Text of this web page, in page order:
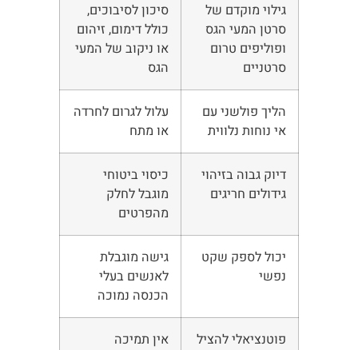
גילוי מוקדם של
סרטן המעי הגס
ופוליפים טרום
סרטניים
סיכון לסיבוכים,
כולל דימום, זיהום
או ניקוב של המעי
הגס
הליך פולשני עם
אי נוחות נלווית
עלול לגרום לחרדה
או מתח
דיוק גבוה בזיהוי
גידולים חריגים
כיסוי ביטוחי
מוגבל לחלק
מהפרטים
יכול לספק שקט
נפשי
גישה מוגבלת
לאנשים בעלי
הכנסה נמוכה
פוטנציאלי להציל
אין תמיכה